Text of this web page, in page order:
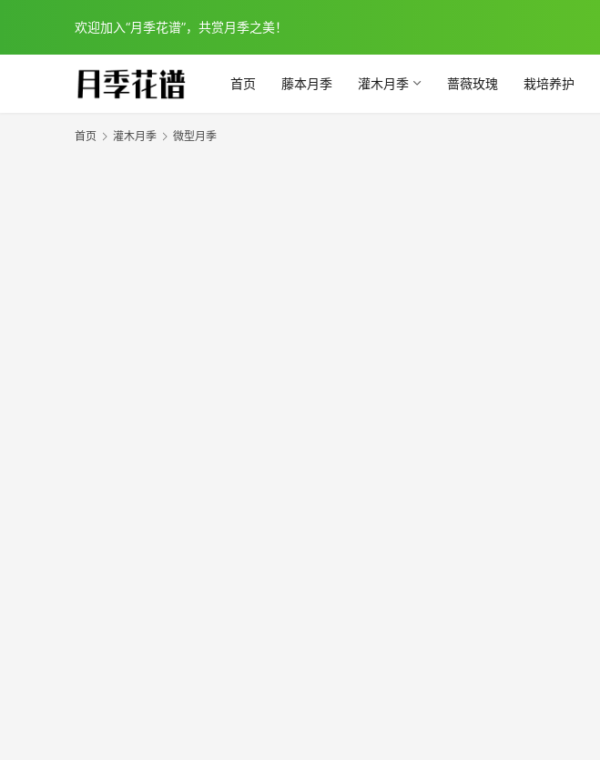
欢迎加入“月季花谱”，共赏月季之美！
首页 藤本月季 灌木月季 蔷薇玫瑰 栽培养护
首页 灌木月季 微型月季